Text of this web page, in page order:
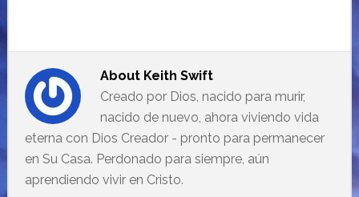
About Keith Swift
Creado por Dios, nacido para murir,
nacido de nuevo, ahora viviendo vida
eterna con Dios Creador - pronto para permanecer
en Su Casa. Perdonado para siempre, aún
aprendiendo vivir en Cristo.